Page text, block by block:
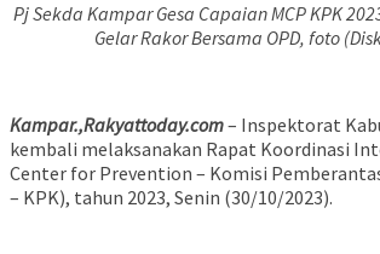
Pj Sekda Kampar Gesa Capaian MCP KPK
Gelar Rakor Bersama OPD, foto
Kampar.,Rakyattoday.com– Inspektorat
kembali melaksanakan Rapat Koordinasi
Center for Prevention – Komisi
– KPK), tahun 2023, Senin (30/10/2023).